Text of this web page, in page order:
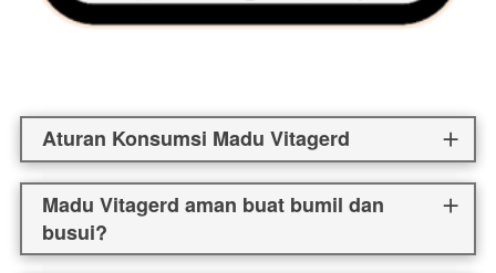
Aturan Konsumsi Madu Vitagerd
Madu Vitagerd aman buat bumil dan
busui?